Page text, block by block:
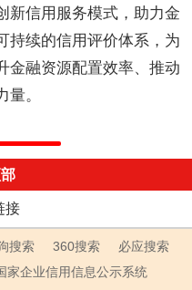
新信用服务模式，助力金
持续的信用评价体系，为
金融资源配置效率、推动
。
接
搜索 360搜索
必应搜索
家企业信用信息公示系统